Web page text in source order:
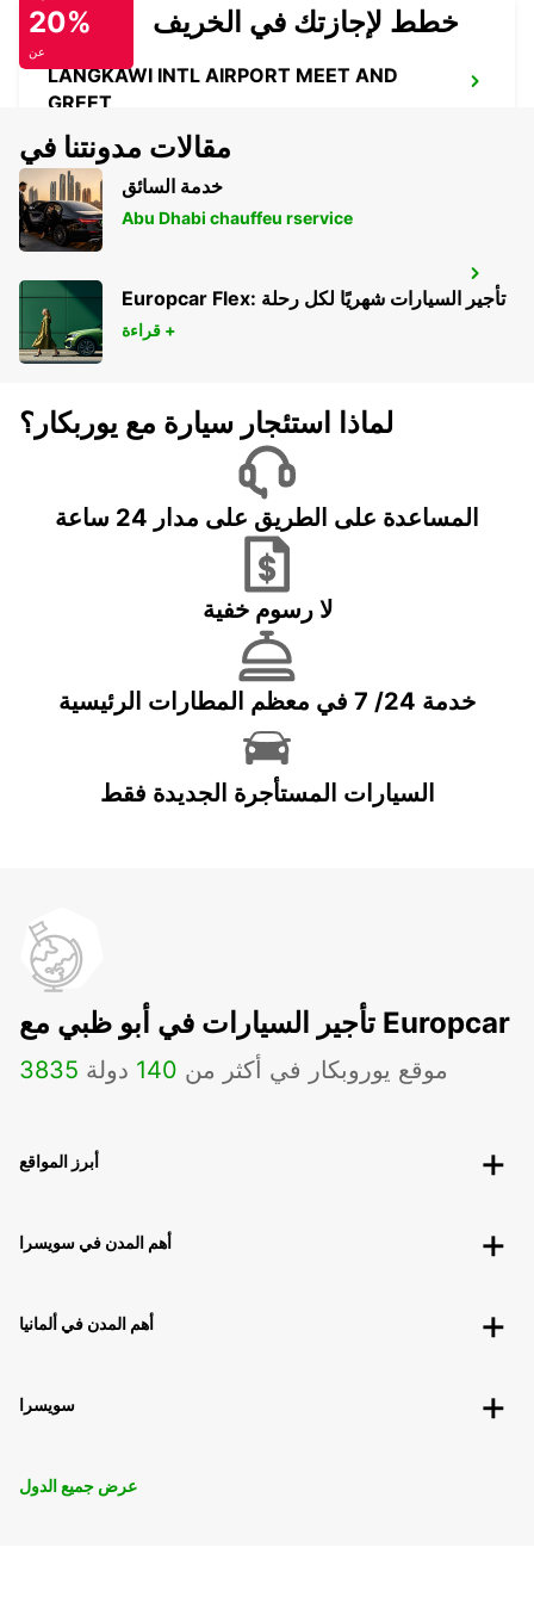
LANGKAWI INTL AIRPORT MEET AND
GREET
PHUKET INTERNATIONAL AIRPORT
PHUKET - THAILAND
20%
عن
خطط لإجازتك في الخريف
مقالات مدونتنا في
خدمة السائق
Abu Dhabi chauffeu rservice
Europcar Flex: تأجير السيارات شهريًا لكل رحلة
قراءة +
لماذا استئجار سيارة مع يوربكار؟
المساعدة على الطريق على مدار 24 ساعة
لا رسوم خفية
خدمة 24/ 7 في معظم المطارات الرئيسية
السيارات المستأجرة الجديدة فقط
تأجير السيارات في أبو ظبي مع Europcar
3835 موقع يوروبكار في أكثر من 140 دولة
أبرز المواقع
أهم المدن في سويسرا
أهم المدن في ألمانيا
سويسرا
عرض جميع الدول